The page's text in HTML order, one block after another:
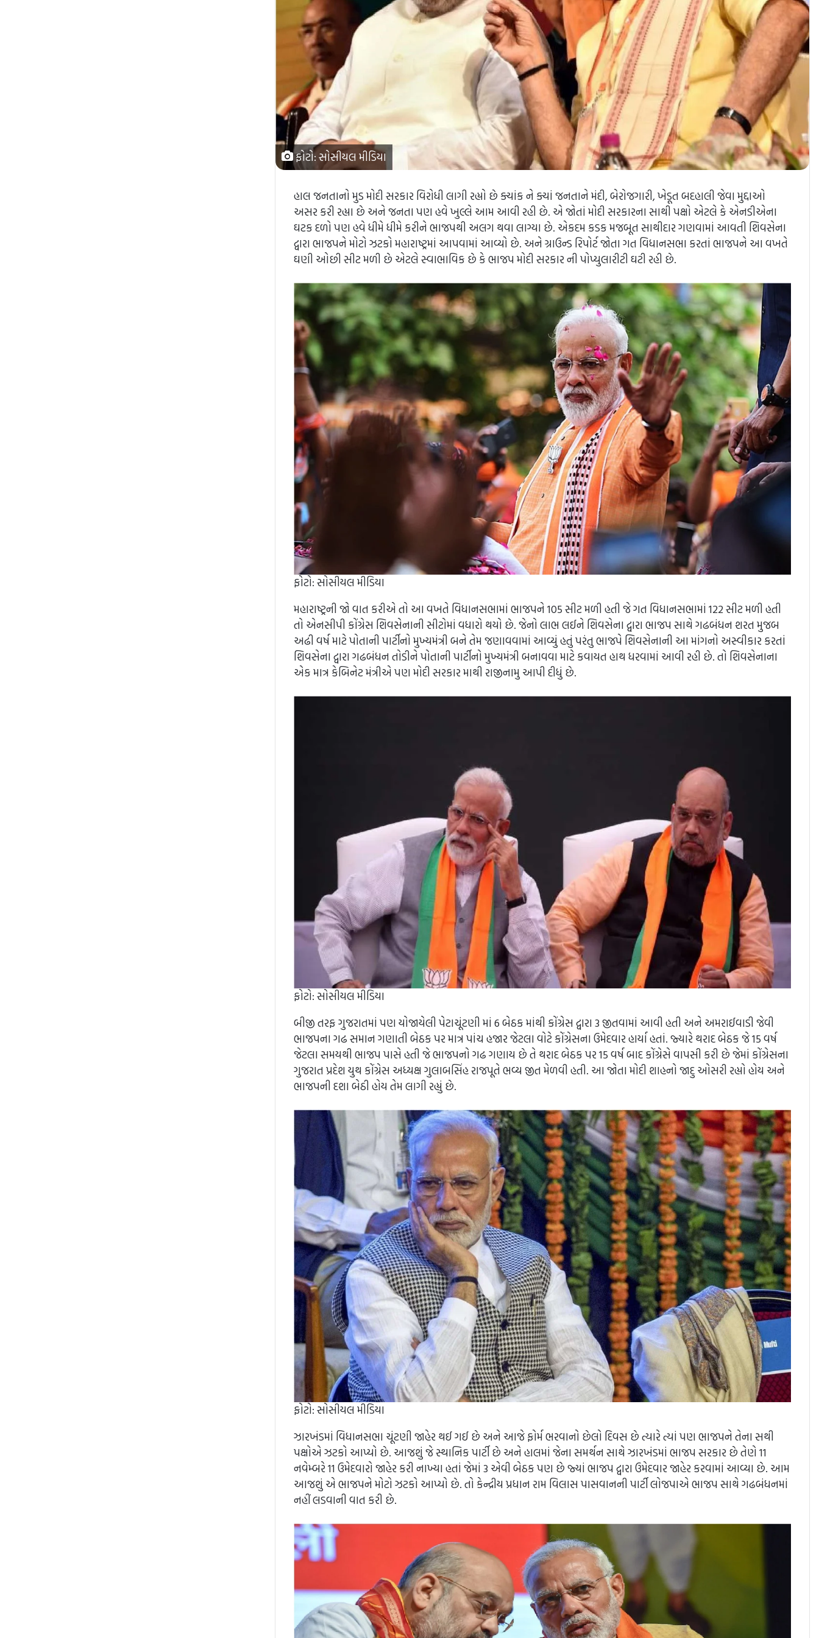
ફોટો: સોસીયલ મીડિયા
હાલ જનતાનો મુડ મોદી સરકાર વિરોધી લાગી રહ્યો છે ક્યાંક ને ક્યાં જનતાને મંદી, બેરોજગારી, ખેડૂત બદહાલી જેવા મુદ્દાઓ
અસર કરી રહ્યા છે અને જનતા પણ હવે ખુલ્લે આમ આવી રહી છે. એ જોતાં મોદી સરકારના સાથી પક્ષો એટલે કે એનડીએના
ઘટક દળો પણ હવે ધીમે ધીમે કરીને ભાજપથી અલગ થવા લાગ્યા છે. એકદમ કડક મજબૂત સાથીદાર ગણવામાં આવતી શિવસેના
દ્વારા ભાજપને મોટો ઝટકો મહારાષ્ટ્રમાં આપવામાં આવ્યો છે. અને ગ્રાઉન્ડ રિપોર્ટ જોતા ગત વિધાનસભા કરતાં ભાજપને આ વખતે
ઘણી ઓછી સીટ મળી છે એટલે સ્વાભાવિક છે કે ભાજપ મોદી સરકાર ની પોપ્યુલારીટી ઘટી રહી છે.
ફોટો: સોસીયલ મીડિયા
મહારાષ્ટ્રની જો વાત કરીએ તો આ વખતે વિધાનસભામાં ભાજપને 105 સીટ મળી હતી જે ગત વિધાનસભામાં 122 સીટ મળી હતી
તો એનસીપી કોંગ્રેસ શિવસેનાની સીટોમાં વધારો થયો છે. જેનો લાભ લઈને શિવસેના દ્વારા ભાજપ સાથે ગઢબંધન શરત મુજબ
અઢી વર્ષ માટે પોતાની પાર્ટીનો મુખ્યમંત્રી બને તેમ જણાવવામાં આવ્યું હતું પરંતુ ભાજપે શિવસેનાની આ માંગનો અસ્વીકાર કરતાં
શિવસેના દ્વારા ગઢબંધન તોડીને પોતાની પાર્ટીનો મુખ્યમંત્રી બનાવવા માટે કવાયત હાથ ધરવામાં આવી રહી છે. તો શિવસેનાના
એક માત્ર કેબિનેટ મંત્રીએ પણ મોદી સરકાર માથી રાજીનામુ આપી દીધું છે.
ફોટો: સોસીયલ મીડિયા
બીજી તરફ ગુજરાતમાં પણ યોજાયેલી પેટાચૂંટણી માં 6 બેઠક માંથી કોંગ્રેસ દ્વારા 3 જીતવામાં આવી હતી અને અમરાઈવાડી જેવી
ભાજપના ગઢ સમાન ગણાતી બેઠક પર માત્ર પાંચ હજાર જેટલા વોટે કોંગ્રેસના ઉમેદવાર હાર્યા હતાં. જ્યારે થરાદ બેઠક જે 15 વર્ષ
જેટલા સમયથી ભાજપ પાસે હતી જે ભાજપનો ગઢ ગણાય છે તે થરાદ બેઠક પર 15 વર્ષ બાદ કોંગ્રેસે વાપસી કરી છે જેમાં કોંગ્રેસના
ગુજરાત પ્રદેશ યુથ કોંગ્રેસ અધ્યક્ષ ગુલાબસિંહ રાજપૂતે ભવ્ય જીત મેળવી હતી. આ જોતા મોદી શાહનો જાદુ ઓસરી રહ્યો હોય અને
ભાજપની દશા બેઠી હોય તેમ લાગી રહ્યું છે.
ફોટો: સોસીયલ મીડિયા
ઝારખંડમાં વિધાનસભા ચૂંટણી જાહેર થઈ ગઈ છે અને આજે ફોર્મ ભરવાનો છેલો દિવસ છે ત્યારે ત્યાં પણ ભાજપને તેના સથી
પક્ષોએ ઝટકો આપ્યો છે. આજશું જે સ્થાનિક પાર્ટી છે અને હાલમાં જેના સમર્થન સાથે ઝારખંડમાં ભાજપ સરકાર છે તેણે 11
નવેમ્બરે 11 ઉમેદવારો જાહેર કરી નાખ્યા હતાં જેમાં 3 એવી બેઠક પણ છે જ્યાં ભાજપ દ્વારા ઉમેદવાર જાહેર કરવામાં આવ્યા છે. આમ
આજશું એ ભાજપને મોટો ઝટકો આપ્યો છે. તો કેન્દ્રીય પ્રધાન રામ વિલાસ પાસવાનની પાર્ટી લોજપાએ ભાજપ સાથે ગઢબંધનમાં
નહીં લડવાની વાત કરી છે.